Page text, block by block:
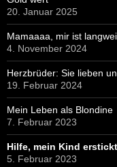
20. Januar 2025
Mamaaaa, mir ist
4. November 2024
Herzbrüder: Sie lieben
19. Februar 2024
Mein Leben als Blondine
7. Februar 2023
Hilfe, mein Kind
5. Februar 2023